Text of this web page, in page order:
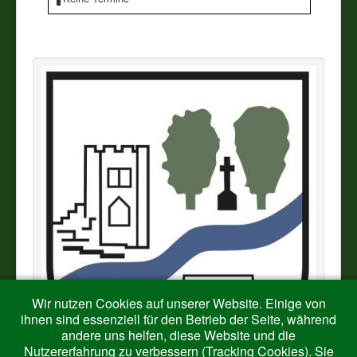
Impressum
Wir nutzen Cookies auf unserer Website. Einige von
ihnen sind essenziell für den Betrieb der Seite, während
andere uns helfen, diese Website und die
Nutzererfahrung zu verbessern (Tracking Cookies). Sie